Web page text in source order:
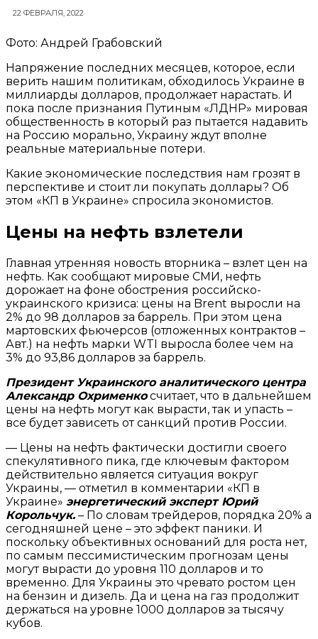
22 ФЕВРАЛЯ, 2022
Фото: Андрей Грабовский
Напряжение последних месяцев, которое, если
верить нашим политикам, обходилось Украине в
миллиарды долларов, продолжает нарастать. И
пока после признания Путиным «ЛДНР» мировая
общественность в который раз пытается надавить
на Россию морально, Украину ждут вполне
реальные материальные потери.
Какие экономические последствия нам грозят в
перспективе и стоит ли покупать доллары? Об
этом «КП в Украине» спросила экономистов.
Цены на нефть взлетели
Главная утренняя новость вторника – взлет цен на
нефть. Как сообщают мировые СМИ, нефть
дорожает на фоне обострения российско-
украинского кризиса: цены на Brent выросли на
2% до 98 долларов за баррель. При этом цена
мартовских фьючерсов (отложенных контрактов –
Авт.) на нефть марки WTI выросла более чем на
3% до 93,86 долларов за баррель.
Президент Украинского аналитического центра
Александр Охрименкосчитает, что в дальнейшем
цены на нефть могут как вырасти, так и упасть –
все будет зависеть от санкций против России.
— Цены на нефть фактически достигли своего
спекулятивного пика, где ключевым фактором
действительно является ситуация вокруг
Украины, — отметил в комментарии «КП в
Украине» энергетический эксперт Юрий
Корольчук. – По словам трейдеров, порядка 20% а
сегодняшней цене – это эффект паники. И
поскольку объективных оснований для роста нет,
по самым пессимистическим прогнозам цены
могут вырасти до уровня 110 долларов и то
временно. Для Украины это чревато ростом цен
на бензин и дизель. Да и цена на газ продолжит
держаться на уровне 1000 долларов за тысячу
кубов.